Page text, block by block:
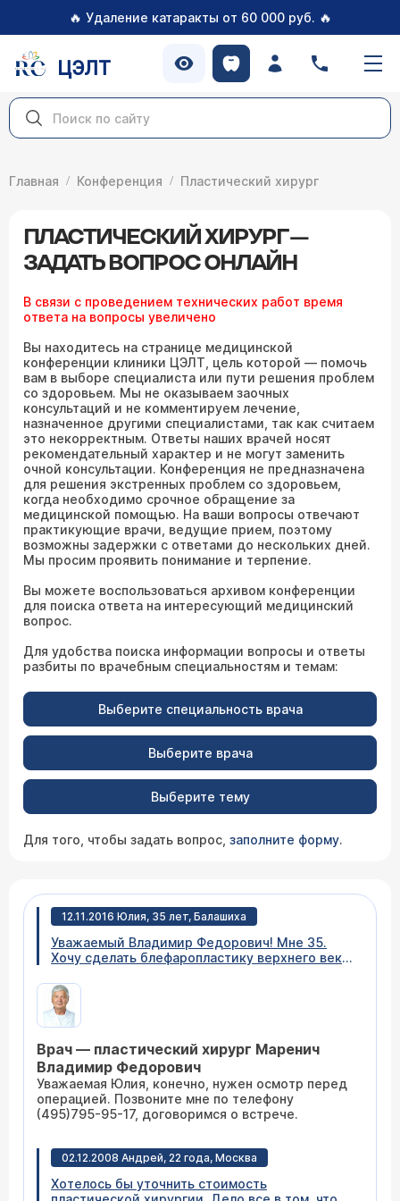
🔥 Удаление катаракты от 60 000 руб. 🔥
ЦЭЛТ
Главная Конференция Пластический хирург
ПЛАСТИЧЕСКИЙ ХИРУРГ —
ЗАДАТЬ ВОПРОС ОНЛАЙН
В связи с проведением технических работ время
ответа на вопросы увеличено
Вы находитесь на странице медицинской
конференции клиники ЦЭЛТ, цель которой — помочь
вам в выборе специалиста или пути решения проблем
со здоровьем. Мы не оказываем заочных
консультаций и не комментируем лечение,
назначенное другими специалистами, так как считаем
это некорректным. Ответы наших врачей носят
рекомендательный характер и не могут заменить
очной консультации. Конференция не предназначена
для решения экстренных проблем со здоровьем,
когда необходимо срочное обращение за
медицинской помощью. На ваши вопросы отвечают
практикующие врачи, ведущие прием, поэтому
возможны задержки с ответами до нескольких дней.
Мы просим проявить понимание и терпение.
Вы можете воспользоваться архивом конференции
для поиска ответа на интересующий медицинский
вопрос.
Для удобства поиска информации вопросы и ответы
разбиты по врачебным специальностям и темам:
Выберите специальность врача
Выберите врача
Выберите тему
Для того, чтобы задать вопрос, заполните форму.
12.11.2016 Юлия, 35 лет, Балашиха
Уважаемый Владимир Федорович! Мне 35.
Хочу сделать блефаропластику верхнего века,
несколько вопросов: 1) Необходима ли перед
операцией очная консультация или можно по
фото? 2) Какой восстановительный период? 3)
отразится ли операция на зрении? Благодарю
за ответ.
Врач — пластический хирург Маренич
Владимир Федорович
Уважаемая Юлия, конечно, нужен осмотр перед
операцией. Позвоните мне по телефону
(495)795-95-17, договоримся о встрече.
02.12.2008 Андрей, 22 года, Москва
Хотелось бы уточнить стоимость